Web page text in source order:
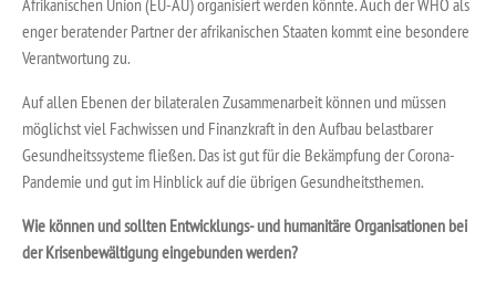
enger beratender Partner der afrikanischen Staaten kommt eine besondere
Verantwortung zu.
Auf allen Ebenen der bilateralen Zusammenarbeit können und müssen
möglichst viel Fachwissen und Finanzkraft in den Aufbau belastbarer
Gesundheitssysteme fließen. Das ist gut für die Bekämpfung der Corona-
Pandemie und gut im Hinblick auf die übrigen Gesundheitsthemen.
Wie können und sollten Entwicklungs- und humanitäre Organisationen bei
der Krisenbewältigung eingebunden werden?